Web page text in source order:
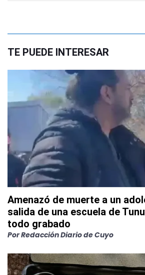
TE PUEDE INTERESAR
Amenazó de muerte a un
salida de una escuela de
todo grabado
PorRedacción Diario de Cuyo